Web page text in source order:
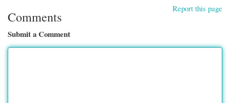
Report this page
Comments
Submit a Comment